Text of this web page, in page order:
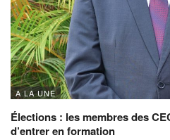
A LA UNE
Élections : les membres des
d’entrer en formation